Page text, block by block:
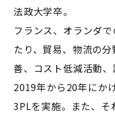
法政大学卒。
フランス、オランダ
たり、貿易、物流の
善、コスト低減活動、
2019年から20年にか
3PLを実施。また、そ